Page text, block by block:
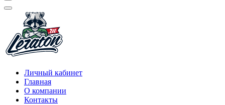
Личный кабинет
Главная
О компании
Контакты